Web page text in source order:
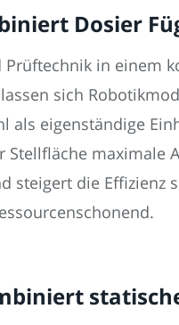
Dosier
Prüftechnik in
sich
als eigenständige
maximale
steigert die